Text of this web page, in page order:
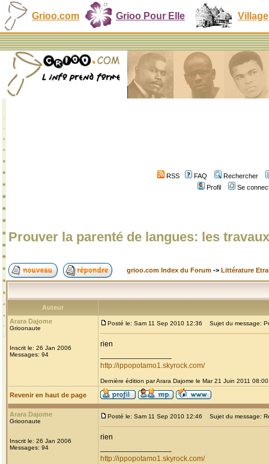
Grioo.com Grioo Pour Elle Village
RSS FAQ
Rechercher
Profil
Se
Prouver la parenté de langues: les
grioo.com Index du Forum -> Littérature
Auteur
Arara Dajome
Grioonaute
Inscrit le: 26 Jan 2006
Messages: 94
Posté le: Sam 11 Sep 2010 12:36 Sujet du message:
rien
http://ippopotamo1.skyrock.com/
Dernière édition par Arara Dajome le Mar 21 Juin 2011
Revenir en haut de page
Arara Dajome
Grioonaute
Inscrit le: 26 Jan 2006
Messages: 94
Posté le: Sam 11 Sep 2010 12:46 Sujet du message:
rien
http://ippopotamo1.skyrock.com/